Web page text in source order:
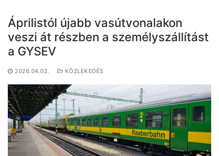
Áprilistól újabb vasútvonalakon
veszi át részben a személyszállítást
a GYSEV
2026.04.02. KÖZLEKEDÉS